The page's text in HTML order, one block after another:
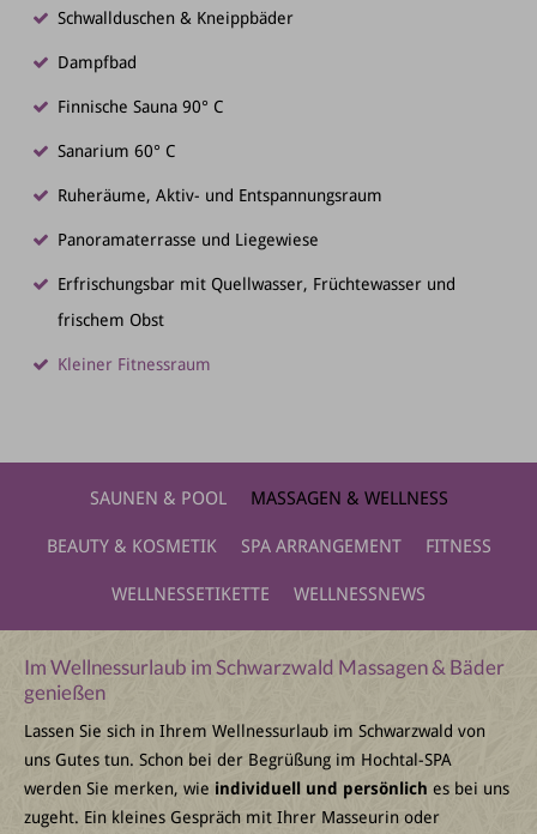
Schwallduschen & Kneippbäder
Dampfbad
Finnische Sauna 90° C
Sanarium 60° C
Ruheräume, Aktiv- und Entspannungsraum
Panoramaterrasse und Liegewiese
Erfrischungsbar mit Quellwasser, Früchtewasser und
frischem Obst
Kleiner Fitnessraum
SAUNEN & POOL MASSAGEN & WELLNESS
BEAUTY & KOSMETIK SPA ARRANGEMENT FITNESS
WELLNESSETIKETTE WELLNESSNEWS
Im Wellnessurlaub im Schwarzwald Massagen & Bäder
genießen
Lassen Sie sich in Ihrem Wellnessurlaub im Schwarzwald von
uns Gutes tun. Schon bei der Begrüßung im Hochtal-SPA
werden Sie merken, wie individuell und persönlich es bei uns
zugeht. Ein kleines Gespräch mit Ihrer Masseurin oder